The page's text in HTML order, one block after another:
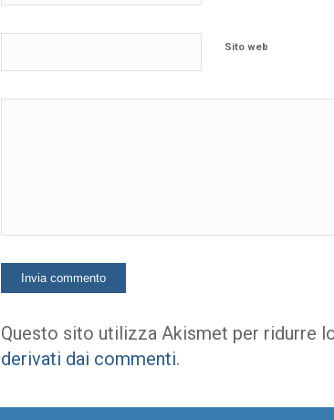
Sito web
Questo sito utilizza Akismet per ridurre
derivati dai commenti.